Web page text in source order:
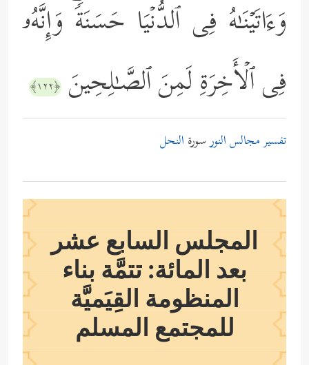
وَءَاتَیۡنَـٰهُ فِی ٱلدُّنۡیَا حَسَنَةࣰۖ وَإِنَّهُۥ
فِی ٱلۡأَخِرَةِ لَمِنَ ٱلصَّـٰلِحِینَ ﴿١٢٢﴾
تفسير مجالس النورسورة النحل
المجلس السابع عشر
بعد المائة: تتمَّة بناء
المنظومة القِيَميَّة
للمجتمع المسلم